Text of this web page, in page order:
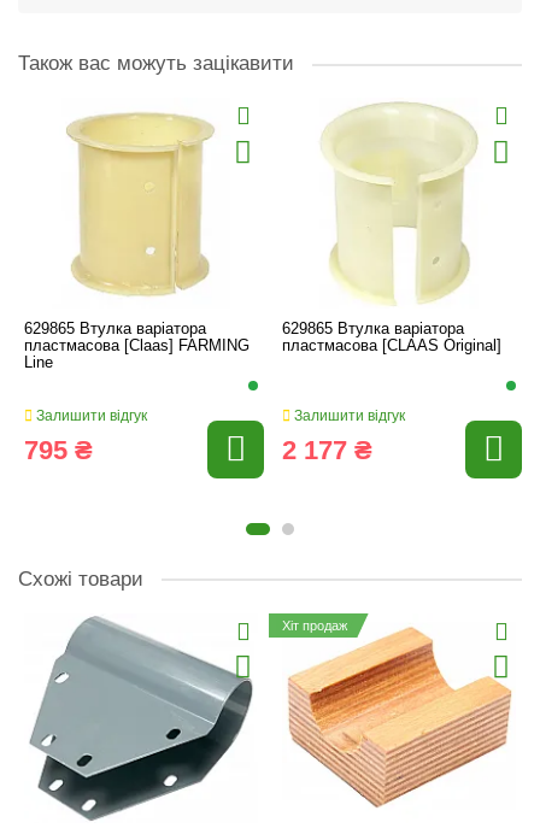
Також вас можуть зацікавити
629865 Втулка варіатора
пластмасова [Claas] FARMING
Line
Залишити відгук
795 ₴
629865 Втулка варіатора
пластмасова [CLAAS Original]
Залишити відгук
2 177 ₴
Схожі товари
Хіт продаж